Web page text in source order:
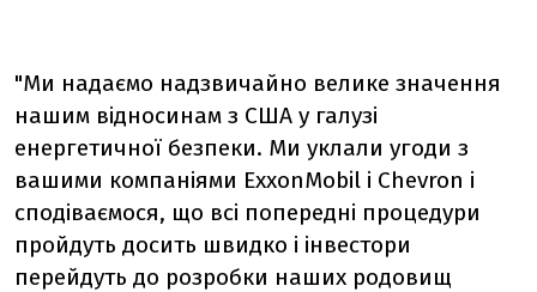
"Ми надаємо надзвичайно велике значення
нашим відносинам з США у галузі
енергетичної безпеки. Ми уклали угоди з
вашими компаніями ExxonMobil і Chevron і
сподіваємося, що всі попередні процедури
пройдуть досить швидко і інвестори
перейдуть до розробки наших родовищ